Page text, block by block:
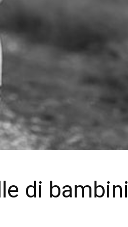
di bambini